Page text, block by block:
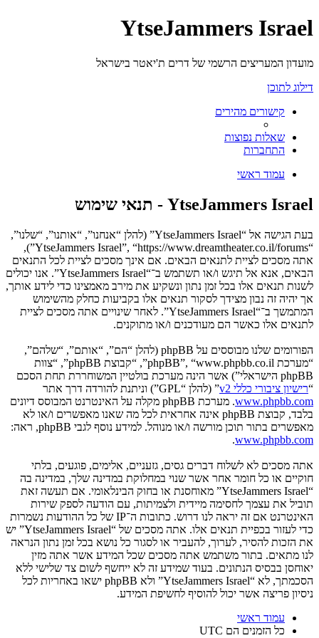
YtseJammers Israel
מועדון המעריצים הרשמי של דרים ת'יאטר בישראל
דילוג לתוכן
קישורים מהירים
שאלות נפוצות
התחברות
עמוד ראשי
YtseJammers Israel - תנאי שימוש
בעת הגישה אל “YtseJammers Israel” (להלן “אנחנו”, “אותנו”, “שלנו”,
“YtseJammers Israel”, “https://www.dreamtheater.co.il/forums”),
אתה מסכים לציית לתנאים הבאים. אם אינך מסכים לציית לכל התנאים
הבאים, אנא אל תיגש ו/או תשתמש ב־“YtseJammers Israel”. אנו יכולים
לשנות תנאים אלו בכל זמן נתון ונשקיע את מירב מאמצינו כדי לידע אותך,
אך יהיה זה נבון מצידך לסקור תנאים אלו בקביעות כחלק מהשימוש
המתמשך ב־“YtseJammers Israel”. לאחר שינויים אתה מסכים לציית
לתנאים אלו כאשר הם מעודכנים ו/או מתוקנים.
הפורומים שלנו מבוססים על phpBB (להלן “הם”, “אותם”, “שלהם”,
“מערכת phpBB”, “www.phpbb.co.il”, “קבוצת phpBB”, “צוות
phpBB הישראלי”) אשר הינה מערכת בולטיין המשוחררת תחת הסכם
“רישיון ציבורי כללי v2
” (להלן “GPL”) וניתנת להורדה דרך אתר
www.phpbb.com
. מערכת phpBB מקלה על האינטרנט המבוסס דיונים
בלבד, קבוצת phpBB אינה אחראית לכל מה שאנו מאפשרים ו/או לא
מאפשרים בתור תוכן מורשה ו/או מנוהל. למידע נוסף לגבי phpBB, ראה:
www.phpbb.com
.
אתה מסכים לא לשלוח דברים גסים, גזעניים, אלימים, פוגעים, בלתי
חוקיים או כל חומר אחר אשר שנוי במחלוקת במדינה שלך, במדינה בה
“YtseJammers Israel” מאוחסנת או בחוק הבינלאומי. אם תעשה זאת
תוביל את עצמך לחסימה מיידית ולצמיתות, עם הודעה לספק שירות
האינטרנט אם זה יראה לנו דרוש. כתובות ה־IP של כל ההודעות נשמרות
כדי לעזור בכפיית תנאים אלו. אתה מסכים של “YtseJammers Israel” יש
את הזכות להסיר, לערוך, להעביר או לסגור כל נושא בכל זמן נתון הנראה
לנו מתאים. בתור משתמש אתה מסכים שכל המידע אשר אתה מזין
יאוחסן בבסיס הנתונים. בעוד שמידע זה לא ייחשף לשום צד שלישי ללא
הסכמתך, לא “YtseJammers Israel” ולא phpBB ישאו באחריות לכל
ניסיון פריצה אשר יכול להוסיף לחשיפת המידע.
עמוד ראשי
כל הזמנים הם UTC